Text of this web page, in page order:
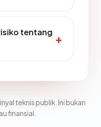
tentang
teknis publik. Ini bukan
finansial.